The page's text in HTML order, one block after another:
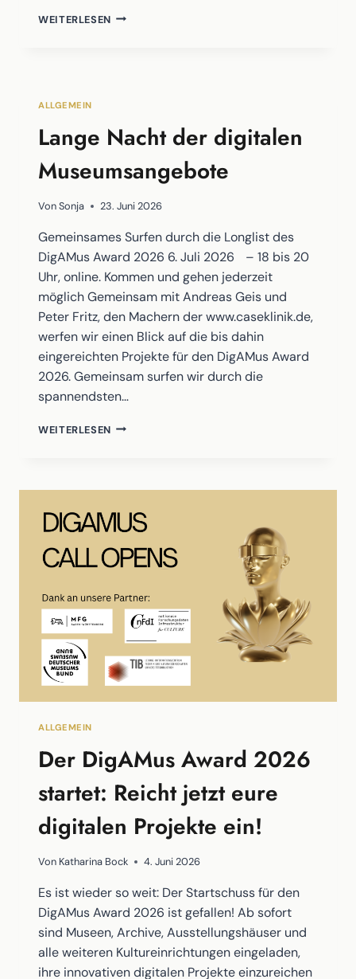
WEITERLESEN JURY
ALLGEMEIN
Lange Nacht der digitalen
Museumsangebote
VonSonja 23. Juni 2026
Gemeinsames Surfen durch die Longlist des
DigAMus Award 2026 6. Juli 2026 – 18 bis 20
Uhr, online. Kommen und gehen jederzeit
möglich Gemeinsam mit Andreas Geis und
Peter Fritz, den Machern der www.caseklinik.de,
werfen wir einen Blick auf die bis dahin
eingereichten Projekte für den DigAMus Award
2026. Gemeinsam surfen wir durch die
spannendsten…
WEITERLESEN LANGE
MUSEUMSANGEBOTE
ALLGEMEIN
Der DigAMus Award 2026
startet: Reicht jetzt eure
digitalen Projekte ein!
Von Katharina Bock 4. Juni 2026
Es ist wieder so weit: Der Startschuss für den
DigAMus Award 2026 ist gefallen! Ab sofort
sind Museen, Archive, Ausstellungshäuser und
alle weiteren Kultureinrichtungen eingeladen,
ihre innovativen digitalen Projekte einzureichen